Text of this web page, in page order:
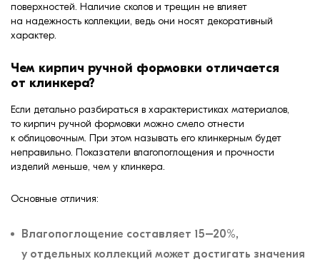
поверхностей. Наличие сколов и трещин не влияет
на надежность коллекции, ведь они носят декоративный
характер.
Чем кирпич ручной формовки отличается
от клинкера?
Если детально разбираться в характеристиках материалов,
то кирпич ручной формовки можно смело отнести
к облицовочным. При этом называть его клинкерным будет
неправильно. Показатели влагопоглощения и прочности
изделий меньше, чем у клинкера.
Основные отличия:
Влагопоглощение составляет 15–20%,
у отдельных коллекций может достигать значения